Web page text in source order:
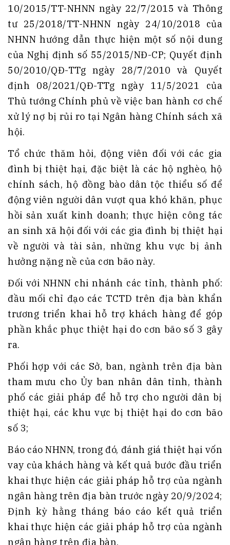
10/2015/TT-NHNN ngày 22/7/2015 và Thông
tư 25/2018/TT-NHNN ngày 24/10/2018 của
NHNN hướng dẫn thực hiện một số nội dung
của Nghị định số 55/2015/NĐ-CP; Quyết định
50/2010/QĐ-TTg ngày 28/7/2010 và Quyết
định 08/2021/QĐ-TTg ngày 11/5/2021 của
Thủ tướng Chính phủ về việc ban hành cơ chế
xử lý nợ bị rủi ro tại Ngân hàng Chính sách xã
hội.
Tổ chức thăm hỏi, động viên đối với các gia
đình bị thiệt hại, đặc biệt là các hộ nghèo, hộ
chính sách, hộ đồng bào dân tộc thiểu số để
động viên người dân vượt qua khó khăn, phục
hồi sản xuất kinh doanh; thực hiện công tác
an sinh xã hội đối với các gia đình bị thiệt hại
về người và tài sản, những khu vực bị ảnh
hưởng nặng nề của cơn bão này.
Đối với NHNN chi nhánh các tỉnh, thành phố:
đầu mối chỉ đạo các TCTD trên địa bàn khẩn
trương triển khai hỗ trợ khách hàng để góp
phần khắc phục thiệt hại do cơn bão số 3 gây
ra.
Phối hợp với các Sở, ban, ngành trên địa bàn
tham mưu cho Ủy ban nhân dân tỉnh, thành
phố các giải pháp để hỗ trợ cho người dân bị
thiệt hại, các khu vực bị thiệt hại do cơn bão
số 3;
Báo cáo NHNN, trong đó, đánh giá thiệt hại vốn
vay của khách hàng và kết quả bước đầu triển
khai thực hiện các giải pháp hỗ trợ của ngành
ngân hàng trên địa bàn trước ngày 20/9/2024;
Định kỳ hằng tháng báo cáo kết quả triển
khai thực hiện các giải pháp hỗ trợ của ngành
ngân hàng trên địa bàn.